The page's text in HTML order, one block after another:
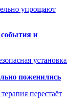
упрощают
и
установка
поженились
перестаёт